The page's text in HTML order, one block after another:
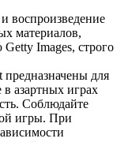
воспроизведение
материалов,
Images, строго
предназначены для
азартных играх
Соблюдайте
игры. При